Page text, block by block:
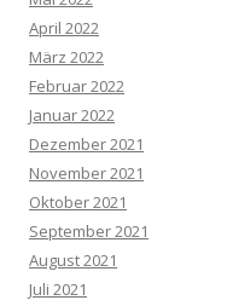
April 2022
März 2022
Februar 2022
Januar 2022
Dezember 2021
November 2021
Oktober 2021
September 2021
August 2021
Juli 2021